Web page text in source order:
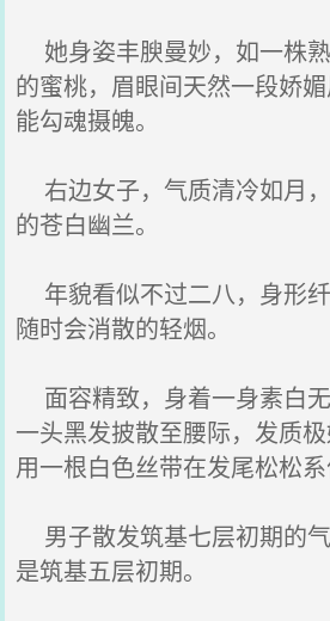
她身姿丰腴曼妙，如一株
的蜜桃，眉眼间天然一段娇
能勾魂摄魄。
右边女子，气质清冷如月
的苍白幽兰。
年貌看似不过二八，身形
随时会消散的轻烟。
面容精致，身着一身素白无
一头黑发披散至腰际，发质
用一根白色丝带在发尾松松系
男子散发筑基七层初期的
是筑基五层初期。